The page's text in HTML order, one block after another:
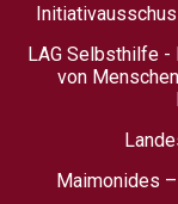
LAG Selbsthilfe
von
Maimonides